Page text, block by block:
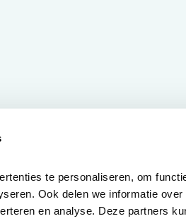
te personaliseren, om
Ook delen we informatie
en analyse. Deze partners